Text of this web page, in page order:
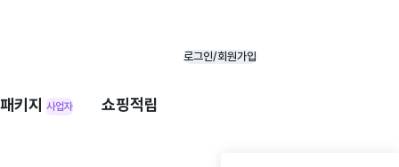
로그인/회원가입
키지 사업자 쇼핑적립